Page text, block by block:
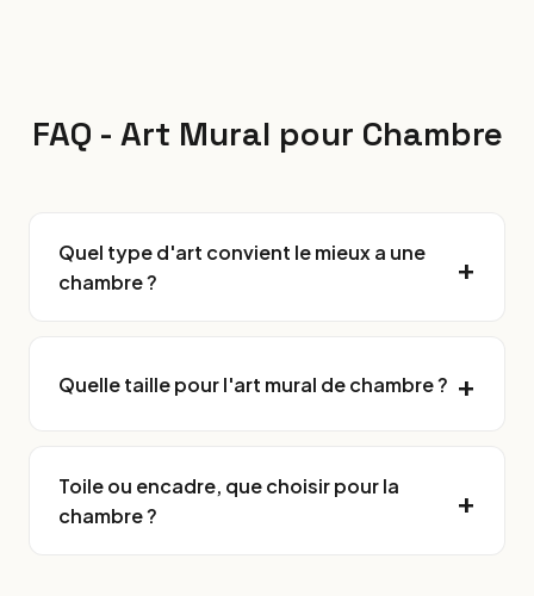
FAQ - Art Mural pour Chambre
Quel type d'art convient le mieux a une
chambre ?
Quelle taille pour l'art mural de chambre ?
Toile ou encadre, que choisir pour la
chambre ?